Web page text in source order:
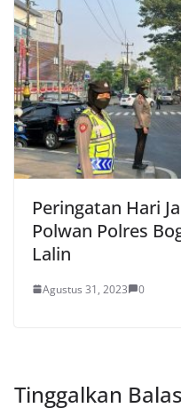
Peringatan Hari
Polwan Polres
Lalin
Agustus 31, 2023 0
Tinggalkan